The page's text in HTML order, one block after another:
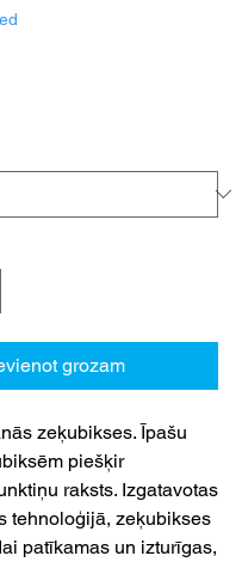
grozam
zeķubikses. Īpašu
piešķir
raksts. Izgatavotas
tehnoloģijā, zeķubikses
patīkamas un izturīgas,